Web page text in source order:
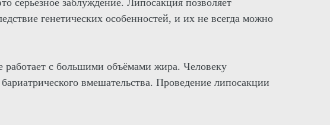
серьёзное заблуждение. Липосакция позволяет
генетических особенностей, и их не всегда можно
работает с большими объёмами жира. Человеку
вмешательства. Проведение липосакции